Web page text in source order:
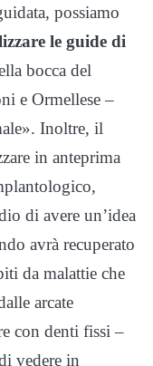
possiamo
le guide di
bocca del
e Ormellese –
Inoltre, il
in anteprima
di avere un’idea
avrà recuperato
da malattie che
arcate
con denti fissi –
vedere in